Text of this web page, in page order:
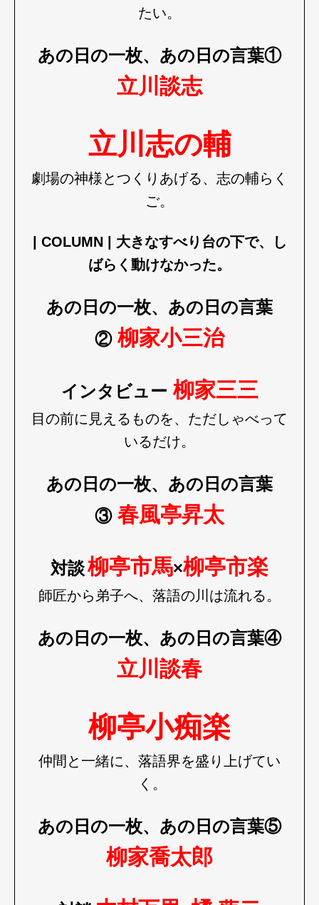
たい。
あの日の一枚、あの日の言葉①
立川談志
立川志の輔
劇場の神様とつくりあげる、志の輔らく
ご。
| COLUMN | 大きなすべり台の下で、し
ばらく動けなかった。
あの日の一枚、あの日の言葉
② 柳家小三治
インタビュー 柳家三三
目の前に見えるものを、ただしゃべって
いるだけ。
あの日の一枚、あの日の言葉
③ 春風亭昇太
対談柳亭市馬×柳亭市楽
師匠から弟子へ、落語の川は流れる。
あの日の一枚、あの日の言葉④
立川談春
柳亭小痴楽
仲間と一緒に、落語界を盛り上げてい
く。
あの日の一枚、あの日の言葉⑤
柳家喬太郎